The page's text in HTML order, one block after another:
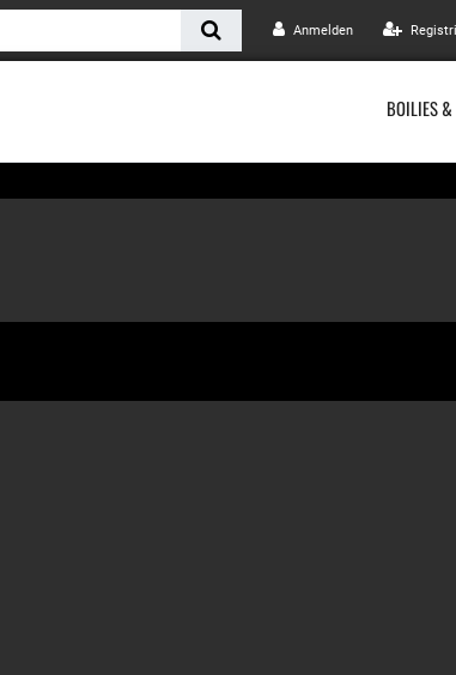
Anmelden
BOILIES &